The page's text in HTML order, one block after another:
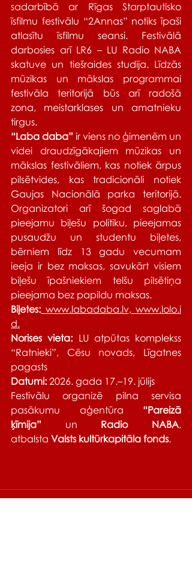
sadarbībā ar Rīgas Starptautisko
īsfilmu festivālu “2Annas” notiks īpaši
atlasītu īsfilmu seansi. Festivālā
darbosies arī LR6 – LU Radio NABA
skatuve un tiešraides studija. Līdzās
mūzikas un mākslas programmai
festivāla teritorijā būs arī radošā
zona, meistarklases un amatnieku
tirgus.
“Laba daba” ir viens no ģimenēm un
videi draudzīgākajiem mūzikas un
mākslas festivāliem, kas notiek ārpus
pilsētvides, kas tradicionāli notiek
Gaujas Nacionālā parka teritorijā.
Organizatori arī šogad saglabā
pieejamu biļešu politiku, pieejamas
pusaudžu un studentu biļetes,
bērniem līdz 13 gadu vecumam
ieeja ir bez maksas, savukārt visiem
biļešu īpašniekiem telšu pilsētiņa
pieejama bez papildu maksas.
Biļetes: www.labadaba.lv, www.lolo.i
d.
Norises vieta: LU atpūtas komplekss
“Ratnieki”, Cēsu novads, Līgatnes
pagasts
Datumi: 2026. gada 17.–19. jūlijs
Festivālu organizē pilna servisa
pasākumu aģentūra “Pareizā
ķīmija” un Radio NABA,
atbalsta Valsts kultūrkapitāla fonds.